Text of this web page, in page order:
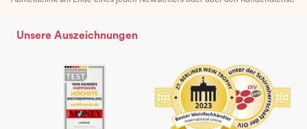
Unsere Auszeichnungen